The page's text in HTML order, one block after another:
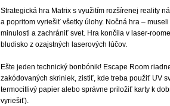
Strategická hra Matrix s využitím rozšírenej reality
a popritom vyriešiť všetky úlohy. Nočná hra –
minulosti a zachrániť svet. Hra končila v laser-
bludisko z ozajstných laserových lúčov.
Ešte jeden technický bonbónik! Escape Room
zakódovaných skriniek, zistiť, kde treba použiť UV
termocitlivý papier alebo správne priložiť karty k
vyriešiť).